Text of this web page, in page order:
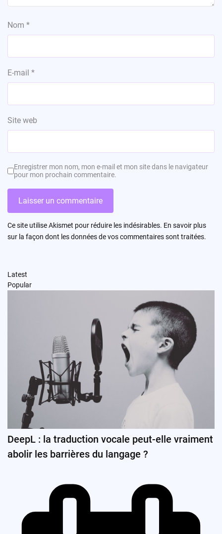
Nom *
E-mail *
Site web
Enregistrer mon nom, mon e-mail et mon site dans le navigateur
pour mon prochain commentaire.
Ce site utilise Akismet pour réduire les indésirables. En savoir plus
sur la façon dont les données de vos commentaires sont traitées.
Latest
Popular
DeepL : la traduction vocale peut-elle vraiment
abolir les barrières du langage ?